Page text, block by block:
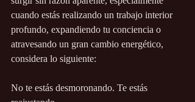
cuando estás realizando un trabajo interior
profundo, expandiendo tu conciencia o
atravesando un gran cambio energético,
considera lo siguiente:
No te estás desmoronando. Te estás